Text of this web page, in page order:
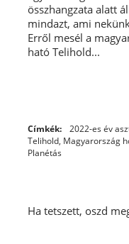
összhangzata alatt
mindazt, ami
Erről mesél a
ható Telihold...
Címkék: 2022-es év
Telihold, Magyarország
Planétás
Ha tetszett, oszd